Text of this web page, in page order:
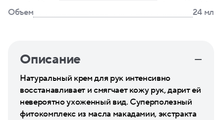
Объем
24 мл
Описание
Натуральный крем для рук интенсивно
восстанавливает и смягчает кожу рук, дарит ей
невероятно ухоженный вид. Суперполезный
фитокомплекс из масла макадамии, экстракта